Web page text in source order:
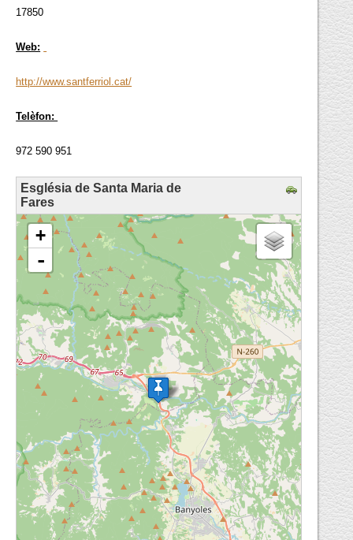
17850
Web:
http://www.santferriol.cat/
Telèfon:
972 590 951
Església de Santa Maria de
Fares
loading map - please wait...
+
-